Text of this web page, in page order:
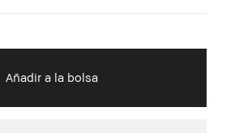
Añadir a la bolsa